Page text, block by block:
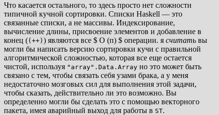
Что касается остального, то здесь просто нет сложности
типичной кучной сортировки. Списки Haskell — это
связанные списки, а не массивы. Индексирование,
вычисление длины, присвоение элементов и добавление в
конец ((++) ) являются все $ O (п) $ операции. я считать вы
могли бы написать версию сортировки кучи с правильной
алгоритмической сложностью, которая все еще остается
чистой, используя "array".Data.Array но это может быть
связано с тем, чтобы связать себя узами брака, а у меня
недостаточно мозговых сил для выполнения этой задачи,
чтобы сказать, действительно ли это возможно. Вы
определенно могли бы сделать это с помощью векторного
пакета, имея аварийный выход для работы в ST.